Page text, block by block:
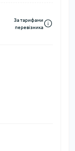
За тарифами
перевізника